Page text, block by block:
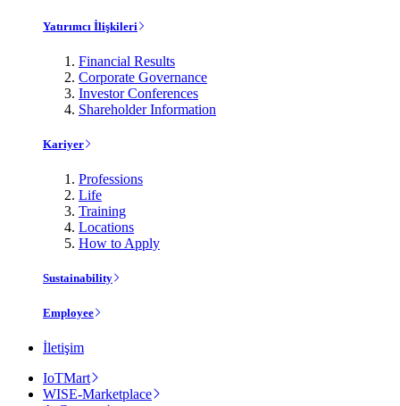
Yatırımcı İlişkileri
Financial Results
Corporate Governance
Investor Conferences
Shareholder Information
Kariyer
Professions
Life
Training
Locations
How to Apply
Sustainability
Employee
İletişim
IoTMart
WISE-Marketplace